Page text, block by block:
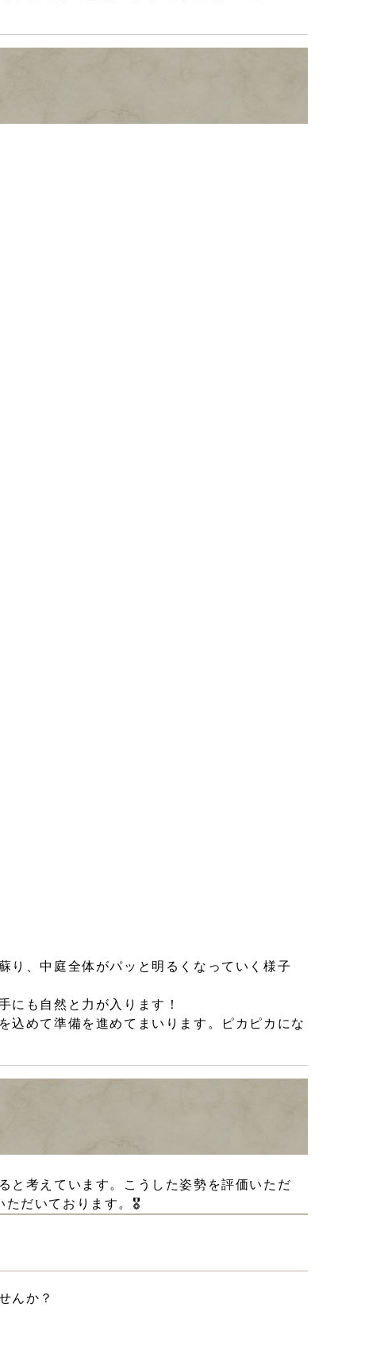
り、中庭全体がパッと明るくなっていく様子
にも自然と力が入ります！
込めて準備を進めてまいります。ピカピカにな
と考えています。こうした姿勢を評価いただ
ただいております。🎖️
んか？